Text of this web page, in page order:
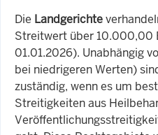
Die Landgerichte
Streitwert über 10.000,00
01.01.2026). Unabhängig
bei niedrigeren Werten)
zuständig, wenn es um
Streitigkeiten aus